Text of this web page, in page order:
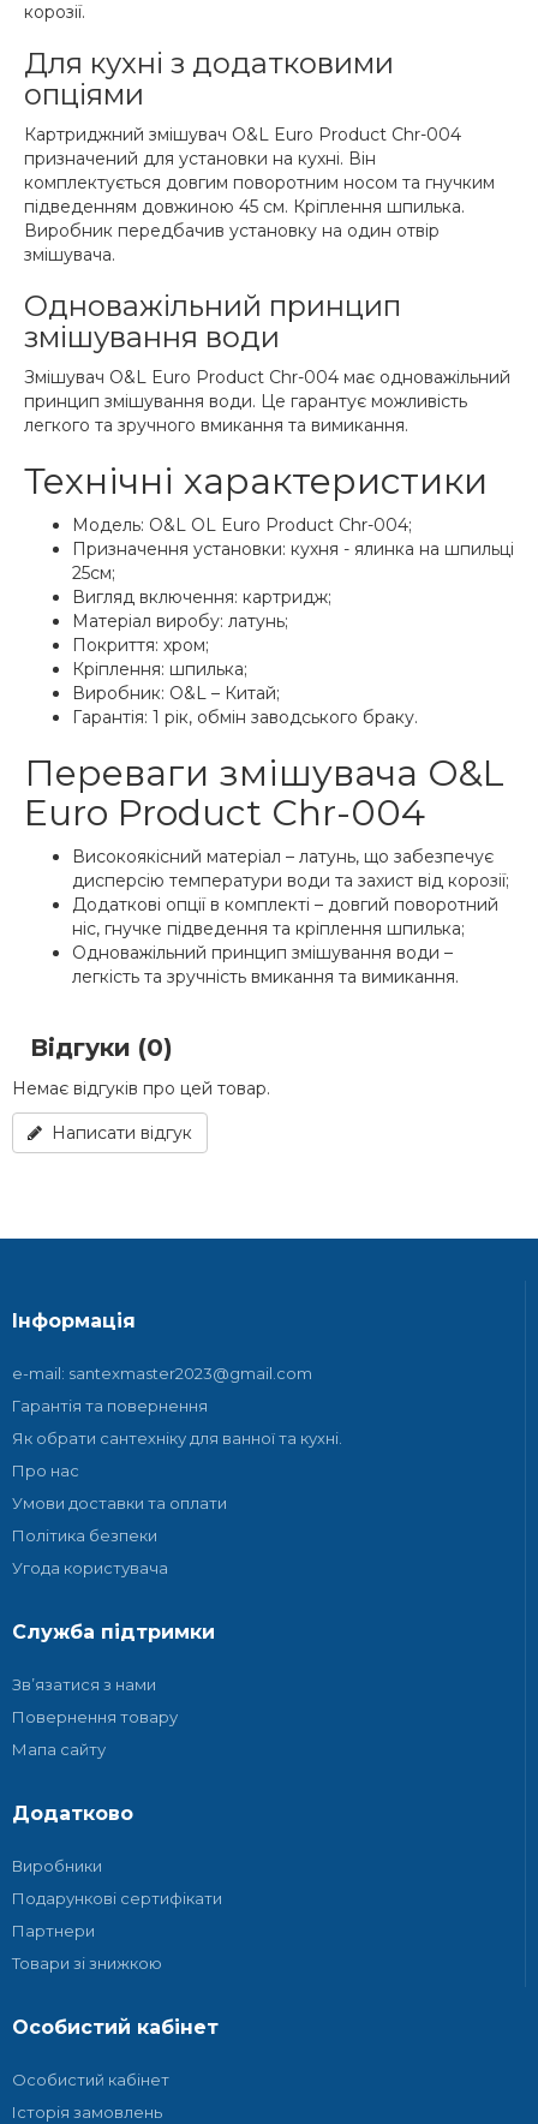
корозії.
Для кухні з додатковими
опціями
Картриджний змішувач O&L Euro Product Chr-004
призначений для установки на кухні. Він
комплектується довгим поворотним носом та гнучким
підведенням довжиною 45 см. Кріплення шпилька.
Виробник передбачив установку на один отвір
змішувача.
Одноважільний принцип
змішування води
Змішувач O&L Euro Product Chr-004 має одноважільний
принцип змішування води. Це гарантує можливість
легкого та зручного вмикання та вимикання.
Технічні характеристики
Модель: O&L OL Euro Product Chr-004;
Призначення установки: кухня - ялинка на шпильці
25см;
Вигляд включення: картридж;
Матеріал виробу: латунь;
Покриття: хром;
Кріплення: шпилька;
Виробник: O&L – Китай;
Гарантія: 1 рік, обмін заводського браку.
Переваги змішувача O&L
Euro Product Chr-004
Високоякісний матеріал – латунь, що забезпечує
дисперсію температури води та захист від корозії;
Додаткові опції в комплекті – довгий поворотний
ніс, гнучке підведення та кріплення шпилька;
Одноважільний принцип змішування води –
легкість та зручність вмикання та вимикання.
Відгуки (0)
Немає відгуків про цей товар.
Написати відгук
Інформація
e-mail: santexmaster2023@gmail.com
Гарантія та повернення
Як обрати сантехніку для ванної та кухні.
Про нас
Умови доставки та оплати
Політика безпеки
Угода користувача
Служба підтримки
Зв’язатися з нами
Повернення товару
Мапа сайту
Додатково
Виробники
Подарункові сертифікати
Партнери
Товари зі знижкою
Особистий кабінет
Особистий кабінет
Історія замовлень